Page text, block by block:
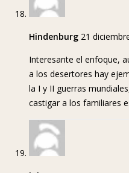
Hindenburg 21
Interesante el enfoque,
a los desertores hay
la I y II guerras
castigar a los familiares